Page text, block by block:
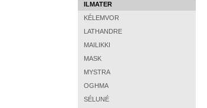
ILMATER
KÉLEMVOR
LATHANDRE
MAILIKKI
MASK
MYSTRA
OGHMA
SÉLUNÉ